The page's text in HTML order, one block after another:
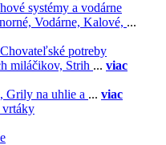
systémy a vodárne
Vodárne, Kalové, ...
Chovateľské potreby
miláčikov, Strih ... viac
Grily na uhlie a ... viac
vrtáky